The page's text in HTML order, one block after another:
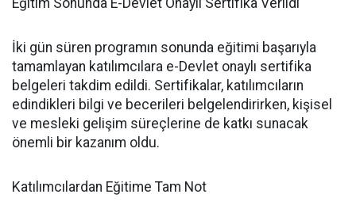
Eğitim Sonunda E-Devlet Onaylı Sertifika Verildi
İki gün süren programın sonunda eğitimi başarıyla
tamamlayan katılımcılara e-Devlet onaylı sertifika
belgeleri takdim edildi. Sertifikalar, katılımcıların
edindikleri bilgi ve becerileri belgelendirirken, kişisel
ve mesleki gelişim süreçlerine de katkı sunacak
önemli bir kazanım oldu.
Katılımcılardan Eğitime Tam Not